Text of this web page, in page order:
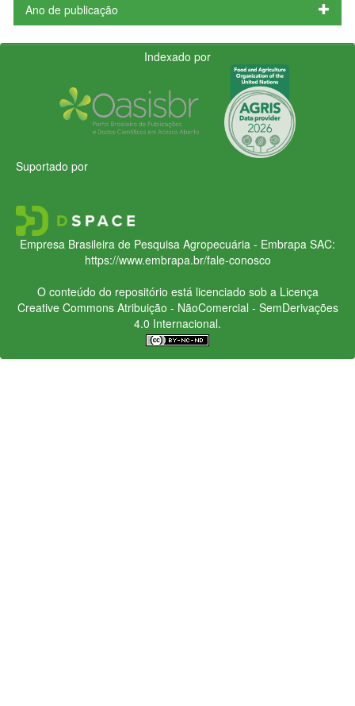
Ano de publicação
Indexado por
Suportado por
Empresa Brasileira de Pesquisa Agropecuária - Embrapa SAC:
https://www.embrapa.br/fale-conosco
O conteúdo do repositório está licenciado sob a Licença
Creative CommonsAtribuição - NãoComercial - SemDerivações
4.0 Internacional.